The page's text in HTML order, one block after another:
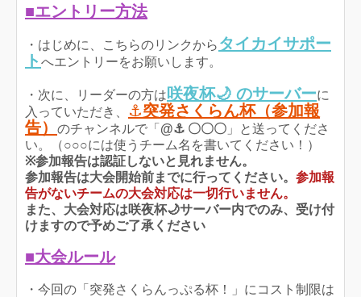
■エントリー方法
・はじめに、こちらのリンクから タイカイサポー
ト へエントリーをお願いします。
・次に、リーダーの方は 咲夜杯🌙 のサーバーに
入っていただき、
⚓突発さくらん杯（参加報
告）
のチャンネルで「 @⚓ 〇〇〇 」と送ってくださ
い。（○○○には使うチーム名を書いてください！）
※参加報告は認証しないと見れません。
参加報告は大会開始前までに行ってください。 参加報
告がないチームの大会対応は一切行いません。
また、大会対応は咲夜杯🌙サーバー内でのみ、受け付
けますので予めご了承ください
■大会ルール
・今回の「突発さくらんっぷる杯！」にコスト制限は